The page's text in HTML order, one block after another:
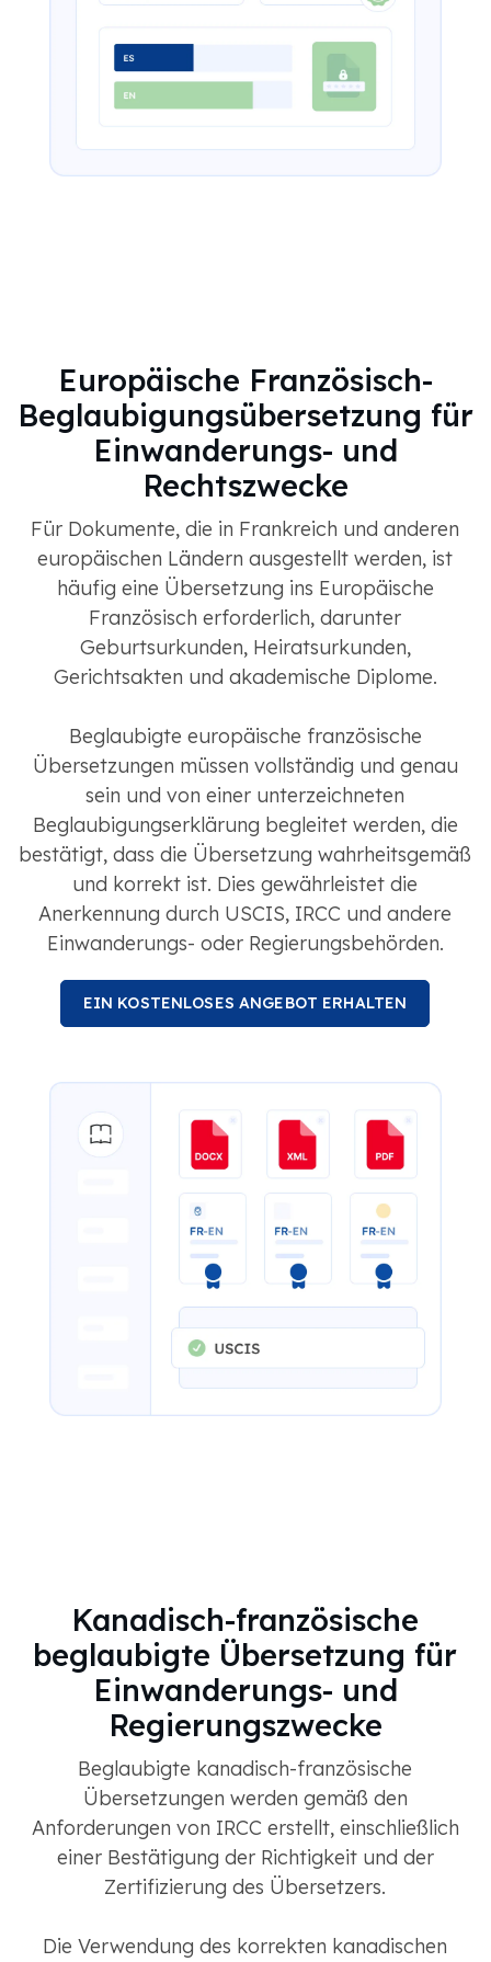
Europäische Französisch-
Beglaubigungsübersetzung für
Einwanderungs- und
Rechtszwecke
Für Dokumente, die in Frankreich und anderen
europäischen Ländern ausgestellt werden, ist
häufig eine Übersetzung ins Europäische
Französisch erforderlich, darunter
Geburtsurkunden, Heiratsurkunden,
Gerichtsakten und akademische Diplome.
Beglaubigte europäische französische
Übersetzungen müssen vollständig und genau
sein und von einer unterzeichneten
Beglaubigungserklärung begleitet werden, die
bestätigt, dass die Übersetzung wahrheitsgemäß
und korrekt ist. Dies gewährleistet die
Anerkennung durch USCIS, IRCC und andere
Einwanderungs- oder Regierungsbehörden.
EIN KOSTENLOSES ANGEBOT ERHALTEN
Kanadisch-französische
beglaubigte Übersetzung für
Einwanderungs- und
Regierungszwecke
Beglaubigte kanadisch-französische
Übersetzungen werden gemäß den
Anforderungen von IRCC erstellt, einschließlich
einer Bestätigung der Richtigkeit und der
Zertifizierung des Übersetzers.
Die Verwendung des korrekten kanadischen